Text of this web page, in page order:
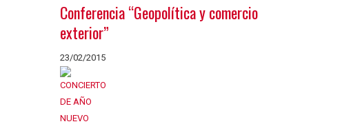
Conferencia “Geopolítica y comercio
exterior”
23/02/2015